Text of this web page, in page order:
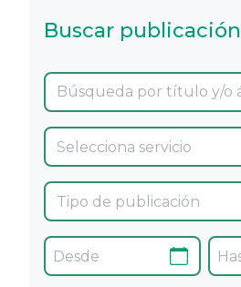
Buscar publicación